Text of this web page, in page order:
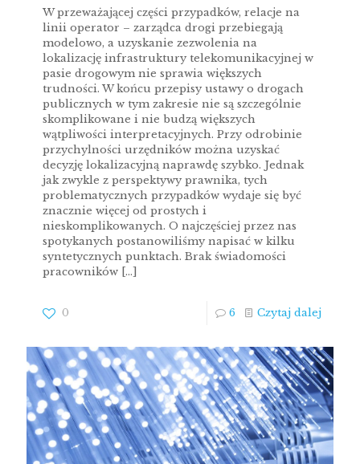
W przeważającej części przypadków, relacje na
linii operator – zarządca drogi przebiegają
modelowo, a uzyskanie zezwolenia na
lokalizację infrastruktury telekomunikacyjnej w
pasie drogowym nie sprawia większych
trudności. W końcu przepisy ustawy o drogach
publicznych w tym zakresie nie są szczególnie
skomplikowane i nie budzą większych
wątpliwości interpretacyjnych. Przy odrobinie
przychylności urzędników można uzyskać
decyzję lokalizacyjną naprawdę szybko. Jednak
jak zwykle z perspektywy prawnika, tych
problematycznych przypadków wydaje się być
znacznie więcej od prostych i
nieskomplikowanych. O najczęściej przez nas
spotykanych postanowiliśmy napisać w kilku
syntetycznych punktach. Brak świadomości
pracowników […]
0 6 Czytaj dalej